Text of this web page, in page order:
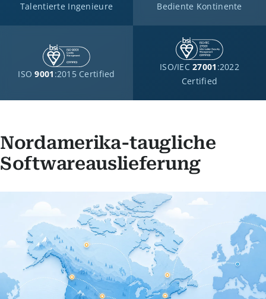
Talentierte Ingenieure Bediente Kontinente
ISO9001 :2015 Certified
ISO/IEC27001 :2022
Certified
Nordamerika-taugliche
Softwareauslieferung